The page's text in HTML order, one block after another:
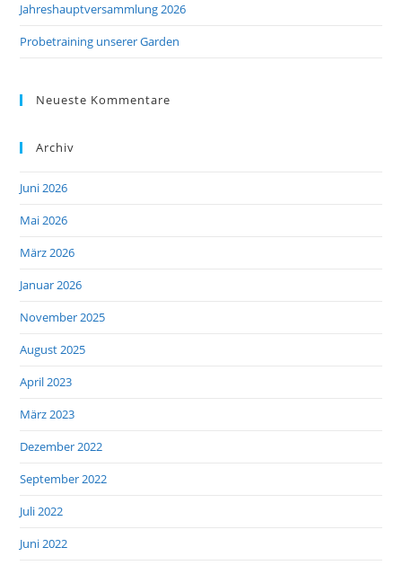
Jahreshauptversammlung 2026
Probetraining unserer Garden
Neueste Kommentare
Archiv
Juni 2026
Mai 2026
März 2026
Januar 2026
November 2025
August 2025
April 2023
März 2023
Dezember 2022
September 2022
Juli 2022
Juni 2022